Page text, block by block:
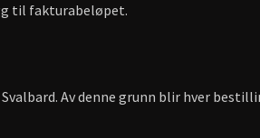
til fakturabeløpet.
Av denne grunn blir hver